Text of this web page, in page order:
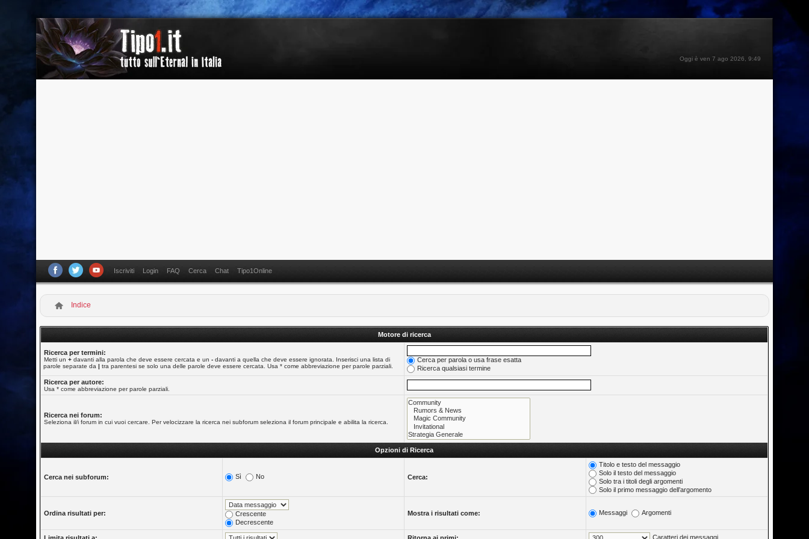
Oggi è ven 7 ago 2026, 9:49
Iscriviti Login FAQ Cerca Chat Tipo1Online
Indice
Motore di ricerca
Ricerca per termini:
Metti un+ davanti alla parola che deve essere cercata e un- davanti a quella che deve essere ignorata. Inserisci una lista di
parole separate da| tra parentesi se solo una delle parole deve essere cercata. Usa * come abbreviazione per parole parziali.
Cerca per parola o usa frase esatta
Ricerca qualsiasi termine
Ricerca per autore:
Usa * come abbreviazione per parole parziali.
Ricerca nei forum:
Seleziona il/i forum in cui vuoi cercare. Per velocizzare la ricerca nei subforum seleziona il forum principale e abilita la ricerca.
Opzioni di Ricerca
Cerca nei subforum: Sì No Cerca:
Titolo e testo del messaggio
Solo il testo del messaggio
Solo tra i titoli degli argomenti
Solo il primo messaggio dell’argomento
Ordina risultati per:
Crescente
Decrescente
Mostra i risultati come: Messaggi Argomenti
Caratteri dei messaggi